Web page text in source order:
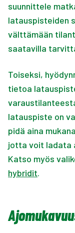
suunnittele
latauspisteiden
välttämään
saatavilla
Toiseksi,
tietoa
latauspiste on
pidä aina
jotta voit ladata
Katso myös
hybridit.